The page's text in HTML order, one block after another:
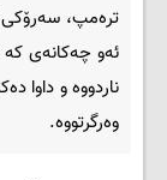
تره‌مپ، سەرۆکی
ئەو چەکانەی کە
ناردووە و داوا
وەرگرتووە.